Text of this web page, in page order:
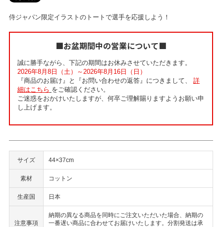
侍ジャパン限定イラストのトートで選手を応援しよう！
■お盆期間中の営業について■
誠に勝手ながら、下記の期間はお休みさせていただきます。
2026年8月8日（土）～2026年8月16日（日）
『商品のお届け』と『お問い合わせの返答』につきまして、 詳
細はこちら をご確認ください。
ご迷惑をおかけいたしますが、何卒ご理解賜りますようお願い申
し上げます。
サイズ 44×37cm
素材 コットン
生産国 日本
注意事項
納期の異なる商品を同時にご注文いただいた場合、納期の
一番遅い商品に合わせてお届けいたします。分割発送は承